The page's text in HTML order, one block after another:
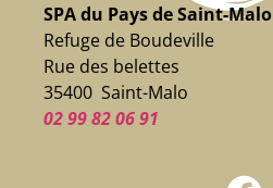
SPA du Pays de Saint-Malo
Refuge de Boudeville
Rue des belettes
35400 Saint-Malo
02 99 82 06 91